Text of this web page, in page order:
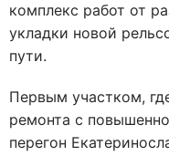
комплекс работ от
укладки новой
пути.
Первым участком,
ремонта с
перегон